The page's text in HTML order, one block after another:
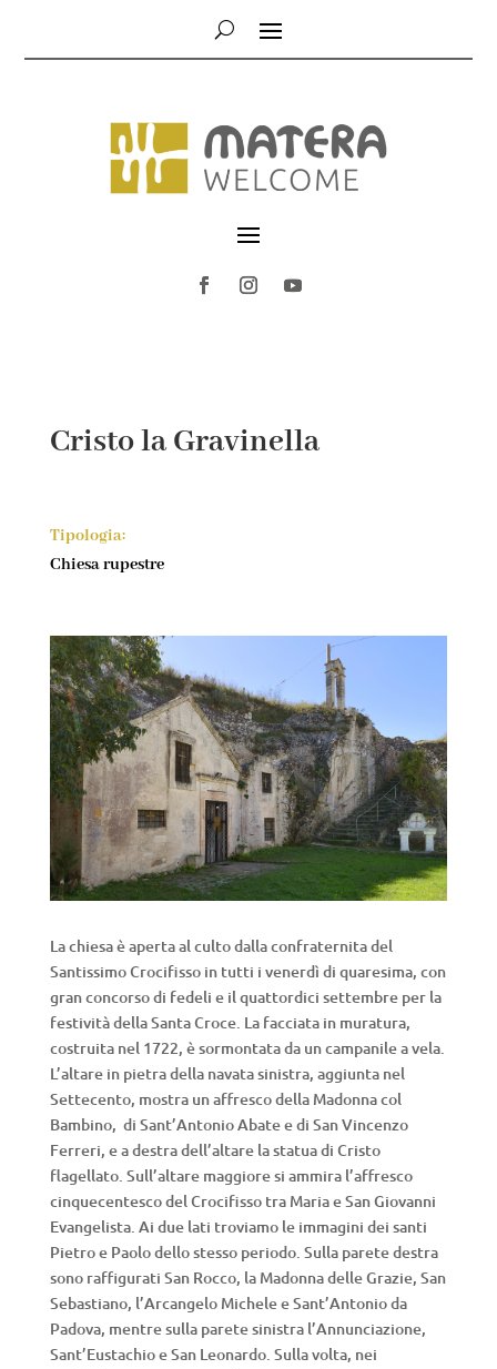
Cristo la Gravinella
Tipologia:
Chiesa rupestre
La chiesa è aperta al culto dalla confraternita del
Santissimo Crocifisso in tutti i venerdì di quaresima, con
gran concorso di fedeli e il quattordici settembre per la
festività della Santa Croce. La facciata in muratura,
costruita nel 1722, è sormontata da un campanile a vela.
L’altare in pietra della navata sinistra, aggiunta nel
Settecento, mostra un affresco della Madonna col
Bambino, di Sant’Antonio Abate e di San Vincenzo
Ferreri, e a destra dell’altare la statua di Cristo
flagellato. Sull’altare maggiore si ammira l’affresco
cinquecentesco del Crocifisso tra Maria e San Giovanni
Evangelista. Ai due lati troviamo le immagini dei santi
Pietro e Paolo dello stesso periodo. Sulla parete destra
sono raffigurati San Rocco, la Madonna delle Grazie, San
Sebastiano, l’Arcangelo Michele e Sant’Antonio da
Padova, mentre sulla parete sinistra l’Annunciazione,
Sant’Eustachio e San Leonardo. Sulla volta, nei